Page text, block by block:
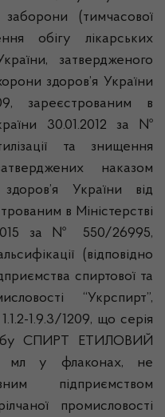
(тимчасової
обігу лікарських
затвердженого
здоров’я України
зареєстрованим в
30.01.2012 за №
та знищення
наказом
України від
в Міністерстві
за № 550/26995,
(відповідно
спиртової та
“Укрспирт”,
1.9.3/1209, що серія
СПИРТ ЕТИЛОВИЙ
мл у флаконах, не
підприємством
промисловості